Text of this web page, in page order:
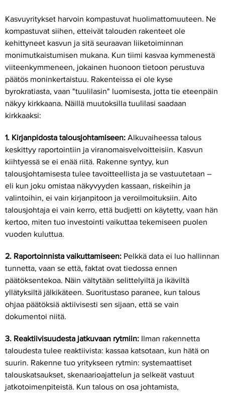
Kasvuyritykset harvoin kompastuvat huolimattomuuteen. Ne
kompastuvat siihen, etteivät talouden rakenteet ole
kehittyneet kasvun ja sitä seuraavan liiketoiminnan
monimutkaistumisen mukana. Kun tiimi kasvaa kymmenestä
viiteenkymmeneen, jokainen huonoon tietoon perustuva
päätös moninkertaistuu. Rakenteissa ei ole kyse
byrokratiasta, vaan "tuulilasin" luomisesta, jotta tie eteenpäin
näkyy kirkkaana. Näillä muutoksilla tuulilasi saadaan
kirkkaaksi:
1. Kirjanpidosta talousjohtamiseen: Alkuvaiheessa talous
keskittyy raportointiin ja viranomaisvelvoitteisiin. Kasvun
kiihtyessä se ei enää riitä. Rakenne syntyy, kun
talousjohtamisesta tulee tavoitteellista ja se vastuutetaan –
eli kun joku omistaa näkyvyyden kassaan, riskeihin ja
valintoihin, ei vain kirjanpitoon ja veroilmoituksiin. Aito
talousjohtaja ei vain kerro, että budjetti on käytetty, vaan hän
kertoo, miten tuo investointi vaikuttaa tekemiseen puolen
vuoden kuluttua.
2. Raportoinnista vaikuttamiseen: Pelkkä data ei luo hallinnan
tunnetta, vaan se että, faktat ovat tiedossa ennen
päätöksentekoa. Näin vältytään selittelyiltä ja ikäviltä
yllätyksiltä jälkikäteen. Suoritustaso paranee, kun talous
ohjaa päätöksiä aktiivisesti sen sijaan, että se vain
dokumentoi niitä.
3. Reaktiivisuudesta jatkuvaan rytmiin: Ilman rakennetta
taloudesta tulee reaktiivista: kassaa katsotaan, kun hätä on
suurin. Rakenne tuo yritykseen rytmin: systemaattiset
talouskatsaukset, skenaarioajattelun ja selkeät vastuut
jatkotoimenpiteistä. Kun talous on osa johtamista,